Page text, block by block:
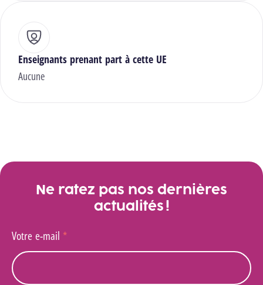
Enseignants prenant part à cette UE
Aucune
Ne ratez pas nos dernières
actualités !
Votre e-mail *